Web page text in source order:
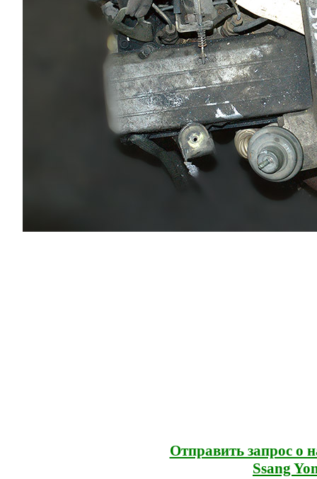
Отправить запрос о
Ssang